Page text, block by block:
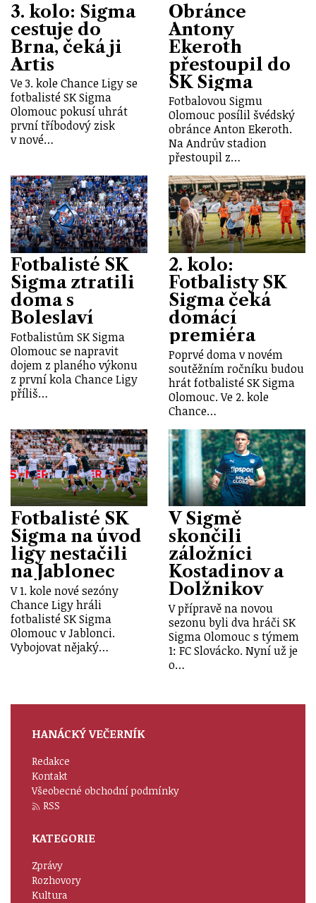
3. kolo: Sigma
cestuje do
Brna, čeká ji
Artis
Ve 3. kole Chance Ligy se
fotbalisté SK Sigma
Olomouc pokusí uhrát
první tříbodový zisk
v nové…
Obránce
Antony
Ekeroth
přestoupil do
SK Sigma
Fotbalovou Sigmu
Olomouc posílil švédský
obránce Anton Ekeroth.
Na Andrův stadion
přestoupil z…
Fotbalisté SK
Sigma ztratili
doma s
Boleslaví
Fotbalistům SK Sigma
Olomouc se napravit
dojem z planého výkonu
z první kola Chance Ligy
příliš…
2. kolo:
Fotbalisty SK
Sigma čeká
domácí
premiéra
Poprvé doma v novém
soutěžním ročníku budou
hrát fotbalisté SK Sigma
Olomouc. Ve 2. kole
Chance…
Fotbalisté SK
Sigma na úvod
ligy nestačili
na Jablonec
V 1. kole nové sezóny
Chance Ligy hráli
fotbalisté SK Sigma
Olomouc v Jablonci.
Vybojovat nějaký…
V Sigmě
skončili
záložníci
Kostadinov a
Dolžnikov
V přípravě na novou
sezonu byli dva hráči SK
Sigma Olomouc s týmem
1: FC Slovácko. Nyní už je
o…
HANÁCKÝ VEČERNÍK
Redakce
Kontakt
Všeobecné obchodní podmínky
RSS
KATEGORIE
Zprávy
Rozhovory
Kultura